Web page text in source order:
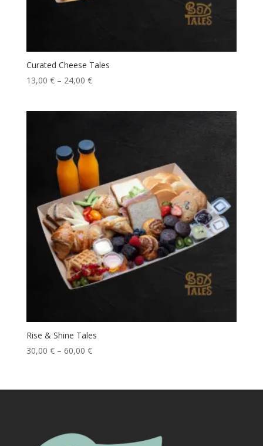
Curated Cheese Tales
13,00 €– 24,00 €
Rise & Shine Tales
30,00 €– 60,00 €